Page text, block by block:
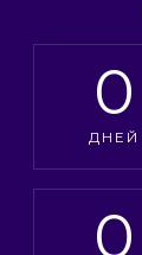
0
ДНЕЙ
0